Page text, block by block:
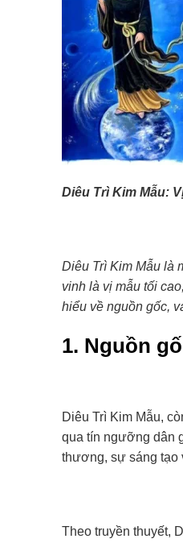
Diêu Trì Kim Mẫu:
Diêu Trì Kim Mẫu là
vinh là vị mẫu tối
hiểu về nguồn gốc,
1. Nguồn
Diêu Trì Kim Mẫu,
qua tín ngưỡng dân
thương, sự sáng tạo
Theo truyền thuyết,